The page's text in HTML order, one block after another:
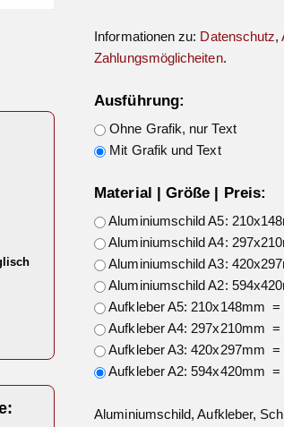
Informationen zu: Datenschutz,
Zahlungsmöglicheiten.
Ausführung:
Ohne Grafik, nur Text
Mit Grafik und Text
Material | Größe | Preis:
Aluminiumschild A5:
Aluminiumschild A4:
Aluminiumschild A3:
Aluminiumschild A2:
Aufkleber A5: 210x148mm =
Aufkleber A4: 297x210mm =
Aufkleber A3: 420x297mm =
Aufkleber A2: 594x420mm =
Aluminiumschild, Aufkleber,